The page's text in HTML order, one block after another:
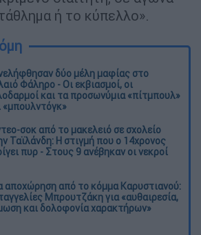
ή το κύπελλο».
δύο μέλη μαφίας στο
Φάληρο - Οι εκβιασμοί, οι
και τα προσωνύμια «πίτμπουλ»
«μπουλντόγκ»
σοκ από το μακελειό σε σχολείο
Ταϊλάνδη: Η στιγμή που ο 14χρονος
πυρ - Στους 9 ανέβηκαν οι νεκροί
αποχώρηση από το κόμμα Καρυστιανού:
Μπρουτζάκη για «αυθαιρεσία,
και δολοφονία χαρακτήρων»